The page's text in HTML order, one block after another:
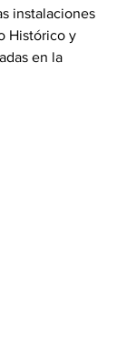
instalaciones
Histórico y
en la